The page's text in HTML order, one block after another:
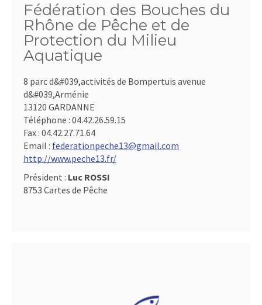
Fédération des Bouches du
Rhône de Pêche et de
Protection du Milieu
Aquatique
8 parc d&#039,activités de Bompertuis avenue
d&#039,Arménie
13120 GARDANNE
Téléphone : 04.42.26.59.15
Fax : 04.42.27.71.64
Email : federationpeche13@gmail.com
http://www.peche13.fr/
Président : Luc ROSSI
8753 Cartes de Pêche